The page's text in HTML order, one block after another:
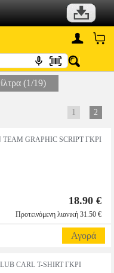
(1/19)
1 2
GRAPHIC SCRIPT ΓΚΡΙ
18.90 €
Προτεινόμενη λιανική 31.50 €
Αγορά
CARL T-SHIRT ΓΚΡΙ